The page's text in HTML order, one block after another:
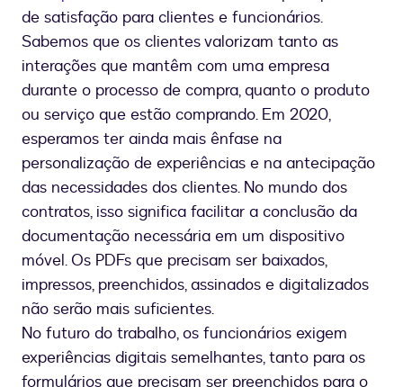
de satisfação para clientes e funcionários.
Sabemos que os clientes valorizam tanto as
interações que mantêm com uma empresa
durante o processo de compra, quanto o produto
ou serviço que estão comprando. Em 2020,
esperamos ter ainda mais ênfase na
personalização de experiências e na antecipação
das necessidades dos clientes. No mundo dos
contratos, isso significa facilitar a conclusão da
documentação necessária em um dispositivo
móvel. Os PDFs que precisam ser baixados,
impressos, preenchidos, assinados e digitalizados
não serão mais suficientes.
No futuro do trabalho, os funcionários exigem
experiências digitais semelhantes, tanto para os
formulários que precisam ser preenchidos para o